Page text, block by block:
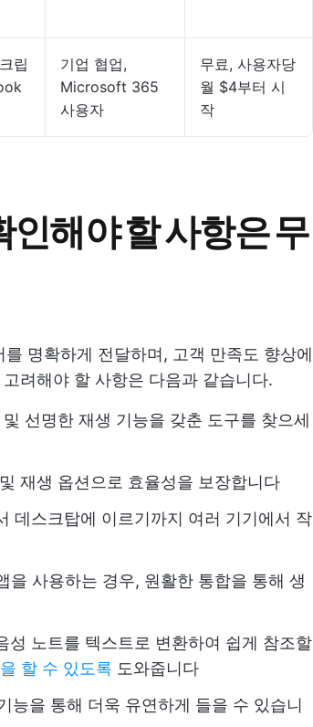
립
기업 협업,
Microsoft 365
사용자
무료, 사용자당
월 $4부터 시
작
해야 할 사항은 무
명확하게 전달하며, 고객 만족도 향상에
려해야 할 사항은 다음과 같습니다.
선명한 재생 기능을 갖춘 도구를 찾으세
재생 옵션으로 효율성을 보장합니다
데스크탑에 이르기까지 여러 기기에서 작
사용하는 경우, 원활한 통합을 통해 생
성 노트를 텍스트로 변환하여 쉽게 참조할
할 수 있도록 도와줍니다
능을 통해 더욱 유연하게 들을 수 있습니